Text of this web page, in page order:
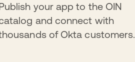
your app to the OIN
and connect with
of Okta customers.